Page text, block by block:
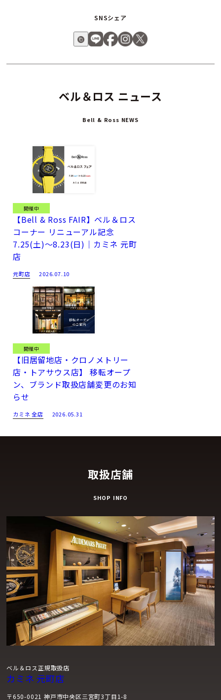
合させ、テクニカルでありながらエレガントな美学を求める時
計愛好家にふさわしいモデル。未来志向の個性を纏うこのタイ
ムピースは、ベル＆ロスが切り拓く新たな時代の象徴といえる
ベル＆ロス ニュース
Bell & Ross NEWS
開催中
【Bell & Ross FAIR】ベル＆ロス
コーナー リニューアル記念
7.25(土)～8.23(日)｜カミネ 元町
店
元町店 2026.07.10
開催中
【旧居留地店・クロノメトリー
店・トアサウス店】 移転オープ
ン、ブランド取扱店舗変更のお知
らせ
カミネ 全店 2026.05.31
SNSシェア
取扱店舗
SHOP INFO
ベル＆ロス正規取扱店
カミネ 元町店
〒650-0021 神戸市中央区三宮町3丁目1-8